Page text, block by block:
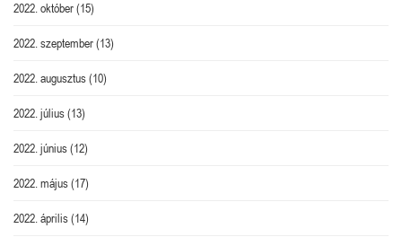
2022. október(15)
2022. szeptember(13)
2022. augusztus(10)
2022. július(13)
2022. június(12)
2022. május(17)
2022. április(14)